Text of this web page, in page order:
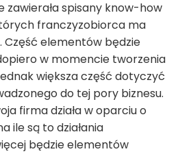
spisany know-how
franczyzobiorca ma
Część elementów będzie
w momencie tworzenia
większa część dotyczyć
do tej pory biznesu.
firma działa w oparciu o
ile są to działania
będzie elementów